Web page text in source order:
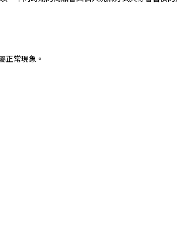
正常現象。